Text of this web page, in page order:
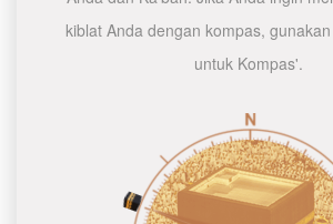
kiblat Anda dengan kompas,
untuk Kompas'.